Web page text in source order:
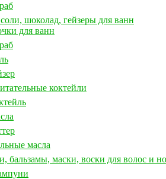
шоколад, гейзеры для ванн
для ванн
коктейли
масла
бальзамы, маски, воски для волос и